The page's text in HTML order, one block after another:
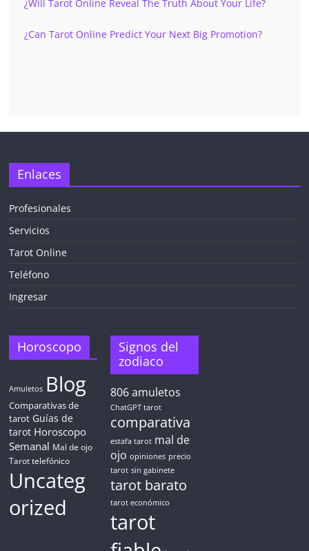
¿Will Tarot Online Reveal The Truth About Your Life?
¿Can Tarot Online Predict Your Next Big Promotion?
TAROT GRATIS
✓ Sin cargos automáticos. El chat se detiene al finalizar el
crédito
Enlaces
Profesionales
Servicios
Tarot Online
Teléfono
Ingresar
Horoscopo
Amuletos Blog
Comparativas de
tarot Guías de
tarot Horoscopo
Semanal Mal de ojo
Tarot telefónico
Uncateg
orized
Signos del
zodiaco
806amuletos
ChatGPT tarot
comparativa
estafa tarot mal de
ojo opiniones precio
tarot sin gabinete
tarot barato
tarot económico
tarot